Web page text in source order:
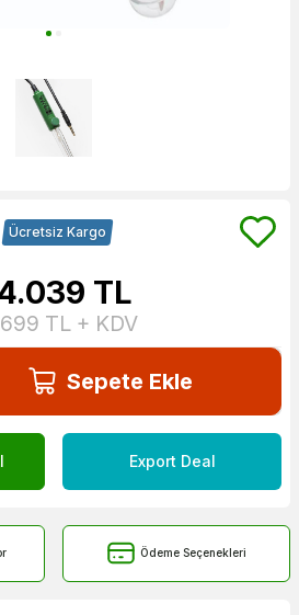
Ücretsiz Kargo
TL
TL + KDV
Sepete Ekle
Export Deal
Ödeme Seçenekleri